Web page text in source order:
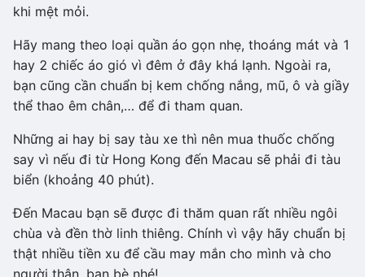
khi mệt mỏi.
Hãy mang theo loại quần áo gọn nhẹ, thoáng mát và 1
hay 2 chiếc áo gió vì đêm ở đây khá lạnh. Ngoài ra,
bạn cũng cần chuẩn bị kem chống nắng, mũ, ô và giầy
thể thao êm chân,… để đi tham quan.
Những ai hay bị say tàu xe thì nên mua thuốc chống
say vì nếu đi từ Hong Kong đến Macau sẽ phải đi tàu
biển (khoảng 40 phút).
Đến Macau bạn sẽ được đi thăm quan rất nhiều ngôi
chùa và đền thờ linh thiêng. Chính vì vậy hãy chuẩn bị
thật nhiều tiền xu để cầu may mắn cho mình và cho
người thân, bạn bè nhé!